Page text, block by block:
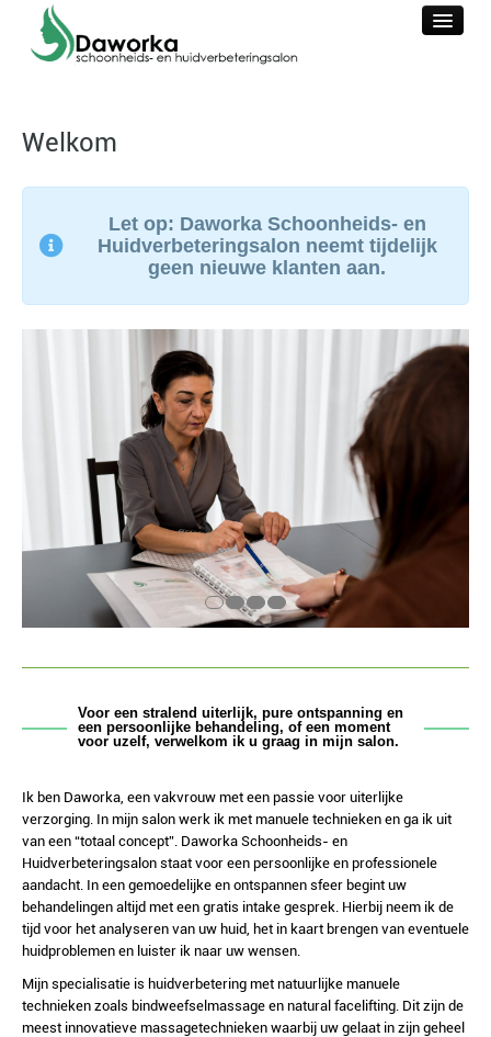
Welkom
Let op: Daworka Schoonheids- en
Huidverbeteringsalon neemt tijdelijk
geen nieuwe klanten aan.
Voor een stralend uiterlijk, pure ontspanning en
een persoonlijke behandeling, of een moment
voor uzelf, verwelkom ik u graag in mijn salon.
Ik ben Daworka, een vakvrouw met een passie voor uiterlijke
verzorging. In mijn salon werk ik met manuele technieken en ga ik uit
van een “totaal concept”. Daworka Schoonheids- en
Huidverbeteringsalon staat voor een persoonlijke en professionele
aandacht. In een gemoedelijke en ontspannen sfeer begint uw
behandelingen altijd met een gratis intake gesprek. Hierbij neem ik de
tijd voor het analyseren van uw huid, het in kaart brengen van eventuele
huidproblemen en luister ik naar uw wensen.
Mijn specialisatie is huidverbetering met natuurlijke manuele
technieken zoals bindweefselmassage en natural facelifting. Dit zijn de
meest innovatieve massagetechnieken waarbij uw gelaat in zijn geheel